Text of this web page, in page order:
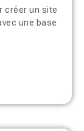
créer un site
une base